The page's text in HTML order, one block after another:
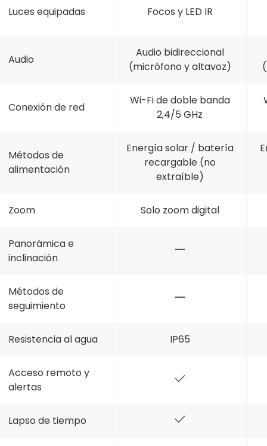
Luces equipadas Focos y LED IR
Audio
Audio bidireccional
(micrófono y altavoz)
Conexión de red
Wi-Fi de doble banda
2,4/5 GHz
Métodos de
alimentación
Energía solar / batería
recargable (no
extraíble)
Zoom Solo zoom digital
Panorámica e
inclinación
Métodos de
seguimiento
Resistencia al agua IP65
Acceso remoto y
alertas
Lapso de tiempo